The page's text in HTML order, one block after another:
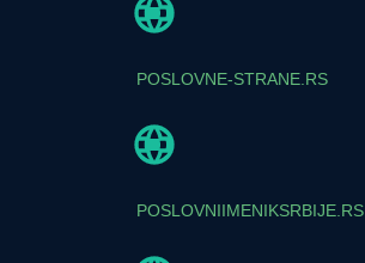
POSLOVNE-STRANE.RS
POSLOVNIIMENIKSRBIJE.RS